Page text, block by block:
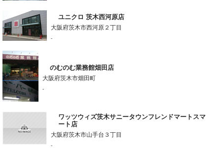
ユニクロ 茨木西河原店
大阪府茨木市西河原２丁目
-
のむのむ業務館畑田店
大阪府茨木市畑田町
-
ワッツウィズ茨木サニータウンフレンドマートスマ
ート店
大阪府茨木市山手台３丁目
-